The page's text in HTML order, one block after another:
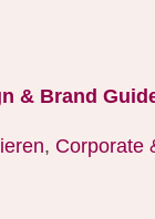
& Brand
, Corporate